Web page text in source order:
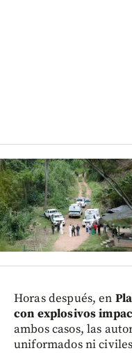
Horas después, en
con explosivos
ambos casos, las
uniformados ni